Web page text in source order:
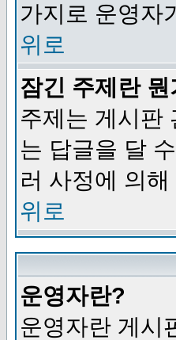
가지로 운영자
위로
잠긴 주제란 뭔
주제는 게시판
는 답글을 달
러 사정에 의
위로
운영자란?
운영자란 게시